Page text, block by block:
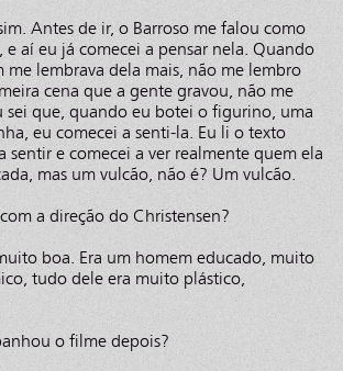
Antes de ir, o Barroso me falou como
e aí eu já comecei a pensar nela. Quando
me lembrava dela mais, não me lembro
cena que a gente gravou, não me
sei que, quando eu botei o figurino, uma
eu comecei a senti-la. Eu li o texto
sentir e comecei a ver realmente quem ela
mas um vulcão, não é? Um vulcão.
a direção do Christensen?
boa. Era um homem educado, muito
tudo dele era muito plástico,
o filme depois?